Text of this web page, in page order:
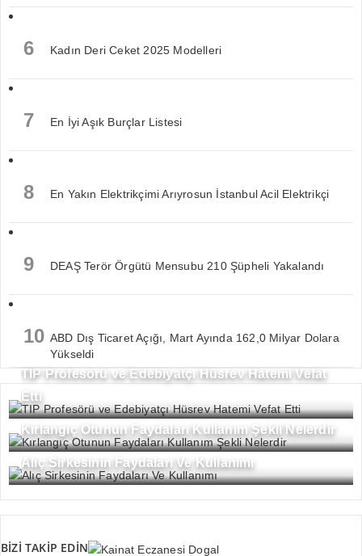
6 Kadın Deri Ceket 2025 Modelleri
7 En İyi Aşık Burçlar Listesi
8 En Yakın Elektrikçimi Arıyrosun İstanbul Acil Elektrikçi
9 DEAŞ Terör Örgütü Mensubu 210 Şüpheli Yakalandı
10 ABD Dış Ticaret Açığı, Mart Ayında 162,0 Milyar Dolara
Yükseldi
TIP Profesörü ve Edebiyatçı Hüsrev Hatemi Vefat
Etti
Kırlangıç Otunun Faydaları Kullanım Şekli Nelerdir
Alıç Sirkesinin Faydaları Ve Kullanımı
BİZİ TAKİP EDİN